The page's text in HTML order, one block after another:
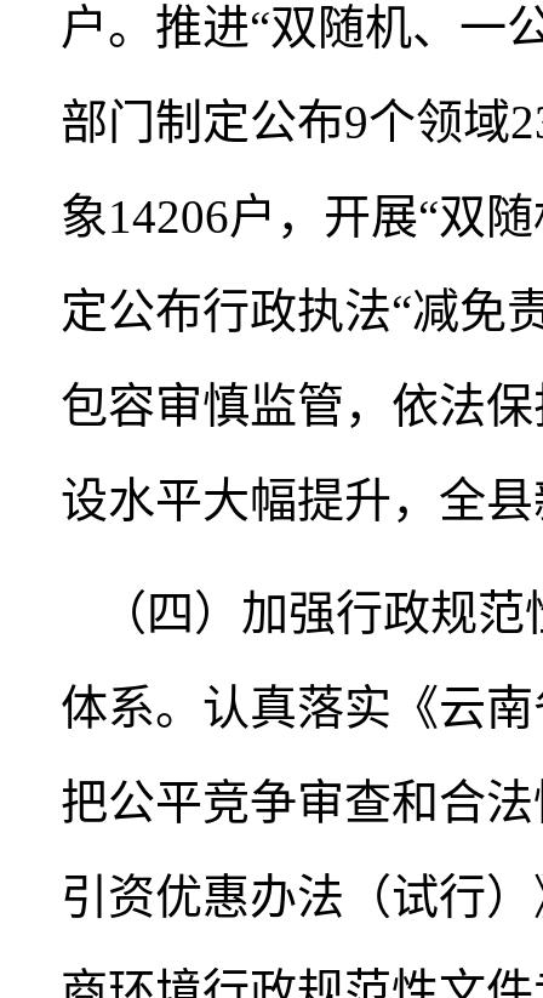
户。推进“双随机、一
部门制定公布9个领域
象14206户，开展“双
定公布行政执法“减免
包容审慎监管，依法
设水平大幅提升，全
（四）加强行政规
体系。认真落实《云
把公平竞争审查和合
引资优惠办法（试行